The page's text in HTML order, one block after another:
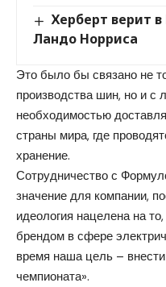
Херберт верит
Ландо Норриса
Это было бы связано не
производства шин, но и с
необходимостью
страны мира, где
хранение.
Сотрудничество с
значение для компании,
идеология нацелена на
брендом в сфере
время наша цель –
чемпионата».